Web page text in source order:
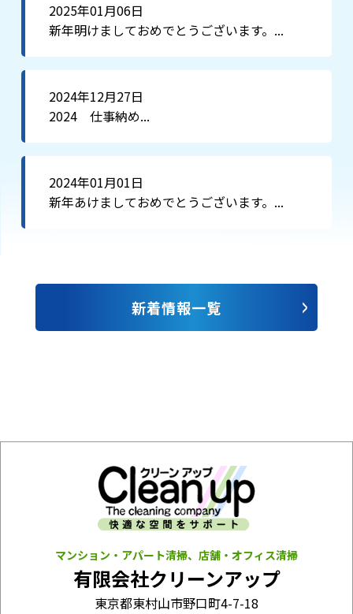
2025年01月06日
新年明けましておめでとうございます。...
2024年12月27日
2024 仕事納め...
2024年01月01日
新年あけましておめでとうございます。...
新着情報一覧
マンション・アパート清掃、店舗・オフィス清掃
有限会社クリーンアップ
東京都東村山市野口町4-7-18